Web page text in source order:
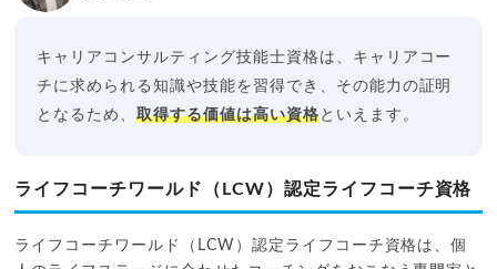
キャリアコンサルティング技能士資格は、キャリアコー
チに求められる知識や技能を習得でき、その能力の証明
となるため、取得する価値は高い資格といえます。
ライフコーチワールド（LCW）認定ライフコーチ資格
ライフコーチワールド（LCW）認定ライフコーチ資格は、個